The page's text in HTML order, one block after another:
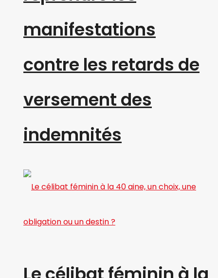
manifestations
contre les retards de
versement des
indemnités